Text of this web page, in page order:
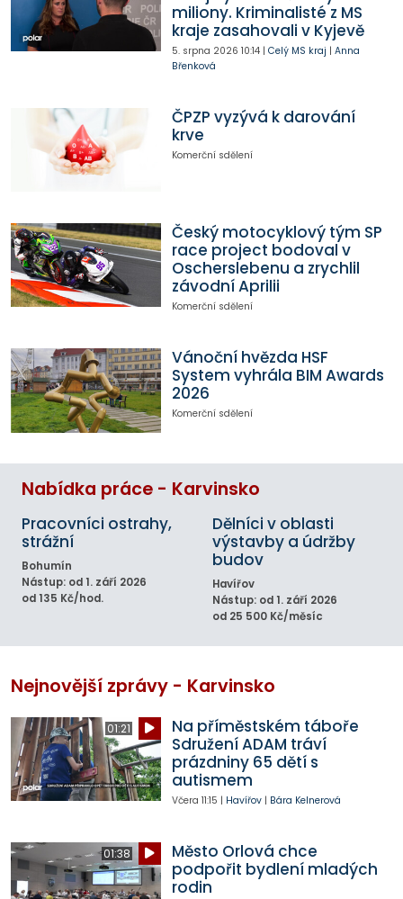
miliony. Kriminalisté z MS
kraje zasahovali v Kyjevě
5. srpna 2026 10:14| Celý MS kraj | Anna
Břenková
ČPZP vyzývá k darování
krve
Komerční sdělení
Český motocyklový tým SP
race project bodoval v
Oscherslebenu a zrychlil
závodní Aprilii
Komerční sdělení
Vánoční hvězda HSF
System vyhrála BIM Awards
2026
Komerční sdělení
Nabídka práce - Karvinsko
Pracovníci ostrahy,
strážní
Bohumín
Nástup: od 1. září 2026
od 135 Kč/hod.
Dělníci v oblasti
výstavby a údržby
budov
Havířov
Nástup: od 1. září 2026
od 25 500 Kč/měsíc
Nejnovější zprávy - Karvinsko
01:21
Na příměstském táboře
Sdružení ADAM tráví
prázdniny 65 dětí s
autismem
Včera 11:15 | Havířov| Bára Kelnerová
01:38
Město Orlová chce
podpořit bydlení mladých
rodin